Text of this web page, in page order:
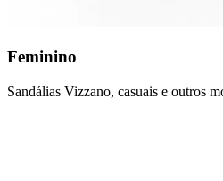
Feminino
Sandálias Vizzano, casuais e outros